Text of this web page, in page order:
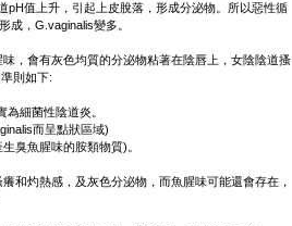
pH值上升，引起上皮脫落，形成分泌物。所以惡性循
成，G.vaginalis變多。
，會有灰色均質的分泌物粘著在陰唇上，女陰陰道搔
則如下:
細菌性陰道炎。
而呈點狀區域)
臭魚腥味的胺類物質)。
和灼熱感，及灰色分泌物，而魚腥味可能還會存在，